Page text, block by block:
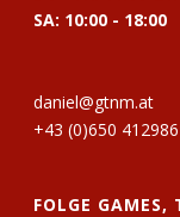
SA: 10:00 - 18:00
daniel@gtnm.at
+43 (0)650
FOLGE GAMES,